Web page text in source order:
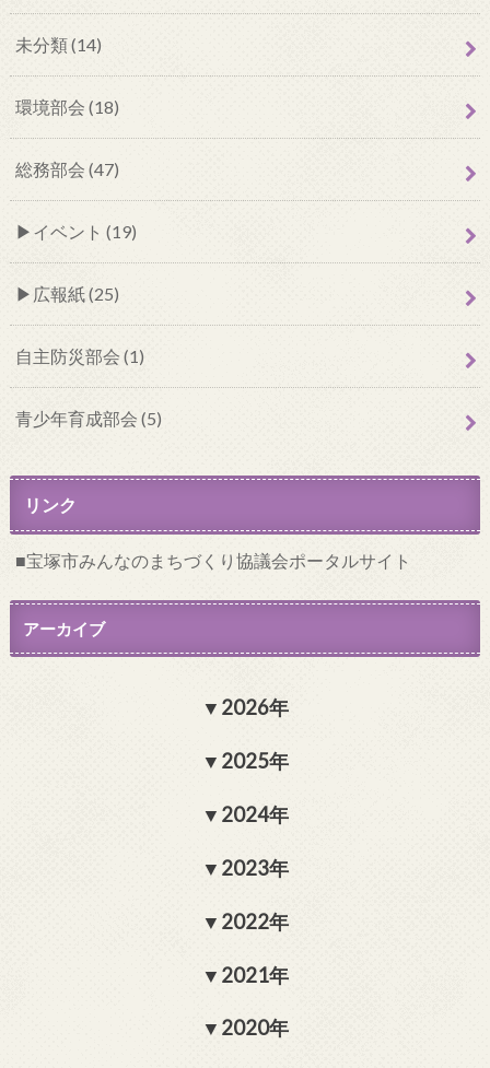
未分類 (14)
環境部会 (18)
総務部会 (47)
イベント (19)
広報紙 (25)
自主防災部会 (1)
青少年育成部会 (5)
リンク
宝塚市みんなのまちづくり協議会ポータルサイト
アーカイブ
2026年
2025年
2024年
2023年
2022年
2021年
2020年